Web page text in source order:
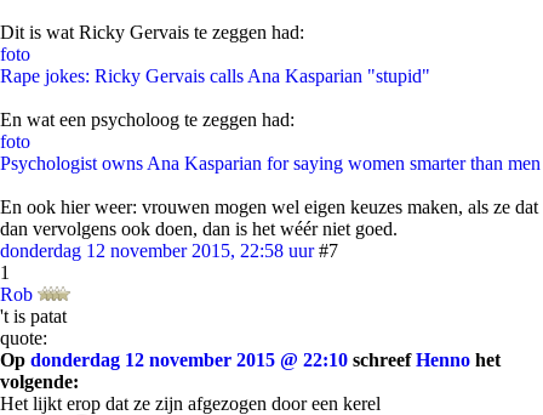
Dit is wat Ricky Gervais te zeggen had:
foto
Rape jokes: Ricky Gervais calls Ana Kasparian "stupid"
En wat een psycholoog te zeggen had:
foto
Psychologist owns Ana Kasparian for saying women smarter than men
En ook hier weer: vrouwen mogen wel eigen keuzes maken, als ze dat
dan vervolgens ook doen, dan is het wéér niet goed.
donderdag 12 november 2015, 22:58 uur #7
1
Rob
't is patat
quote:
Op donderdag 12 november 2015 @ 22:10 schreefHenno het
volgende:
Het lijkt erop dat ze zijn afgezogen door een kerel